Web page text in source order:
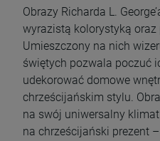
Obrazy Richarda L.
wyrazistą kolorystyką oraz
Umieszczony na nich
świętych pozwala poczuć
udekorować domowe
chrześcijańskim stylu.
na swój uniwersalny
na chrześcijański prezent